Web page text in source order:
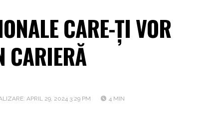
CARE-ȚI VOR
CARIERĂ
APRIL 29, 2024 3:29 PM 4 MIN